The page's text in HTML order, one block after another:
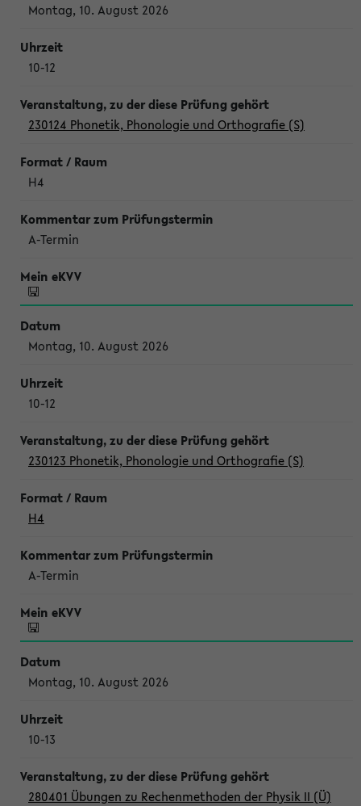
Montag, 10. August 2026
10-12
230124 Phonetik, Phonologie und Orthografie (S)
H4
A-Termin
Montag, 10. August 2026
10-12
230123 Phonetik, Phonologie und Orthografie (S)
H4
A-Termin
Montag, 10. August 2026
10-13
280401 Übungen zu Rechenmethoden der Physik II (Ü)